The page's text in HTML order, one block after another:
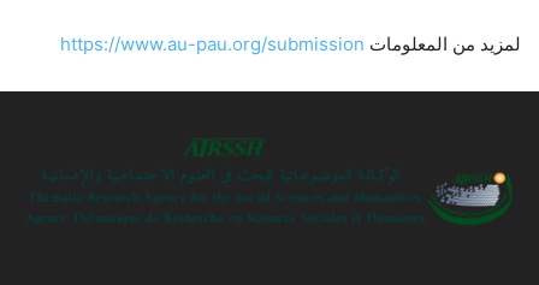
لمزيد من المعلومات https://www.au-pau.org/submission